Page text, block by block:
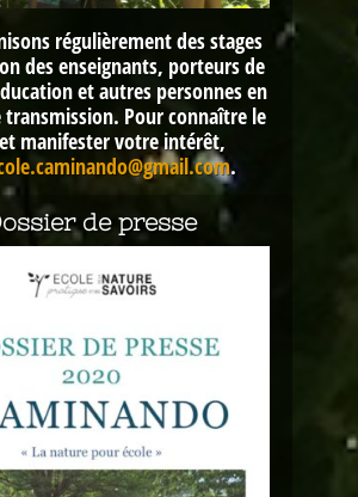
régulièrement des stages
des enseignants, porteurs de
et autres personnes en
transmission. Pour connaître le
manifester votre intérêt,
.
de presse